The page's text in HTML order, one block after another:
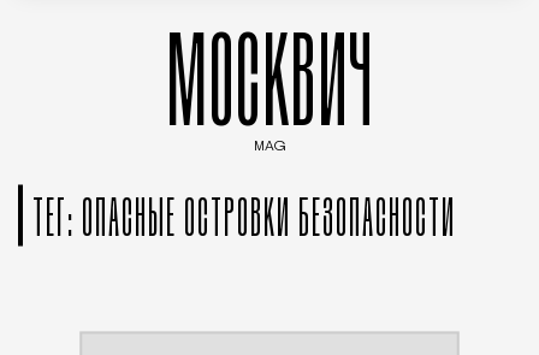
МОСКВИЧ
MAG
ТЕГ: ОПАСНЫЕ ОСТРОВКИ БЕЗОПАСНОСТИ